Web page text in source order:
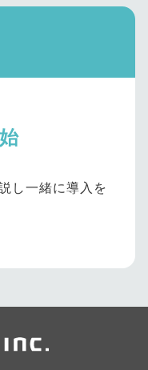
し一緒に導入を